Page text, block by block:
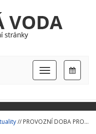
Hlavní
nabídka
// PROVOZNÍ DOBA PRO...